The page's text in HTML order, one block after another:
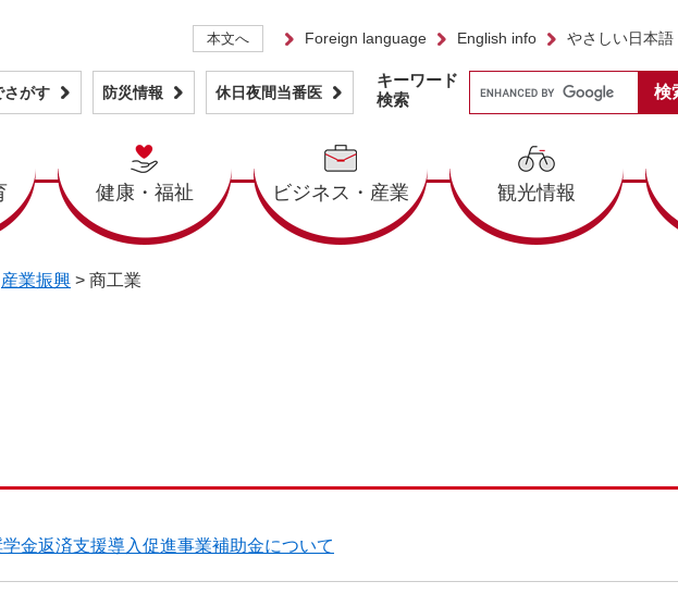
本文へ Foreign language English info やさしい日本語
さがす 防災情報 休日夜間当番医
健康・福祉 ビジネス・産業 観光情報
キーワード
検索
産業振興 > 商工業
金返済支援導入促進事業補助金について